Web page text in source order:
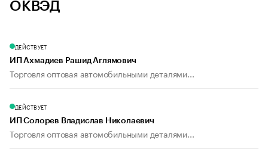
ОКВЭД
ДЕЙСТВУЕТ
ИП Ахмадиев Рашид Аглямович
Торговля оптовая автомобильными деталями...
ДЕЙСТВУЕТ
ИП Солорев Владислав Николаевич
Торговля оптовая автомобильными деталями...